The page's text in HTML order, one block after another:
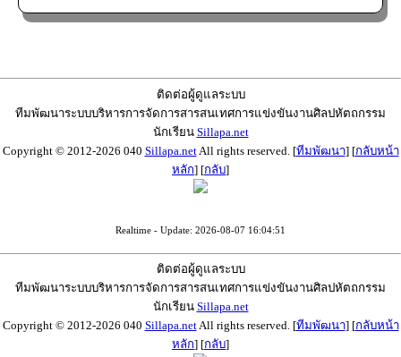
ติดต่อผู้ดูแลระบบ
ทีมพัฒนาระบบบริหารการจัดการสารสนเทศการแข่งขันงานศิลปหัตถกรรม
นักเรียน Sillapa.net
Copyright © 2012-2026 040 Sillapa.netAll rights reserved. [ทีมพัฒนา] [กลับหน้า
หลัก] [กลับ]
Realtime - Update: 2026-08-07 16:04:51
ติดต่อผู้ดูแลระบบ
ทีมพัฒนาระบบบริหารการจัดการสารสนเทศการแข่งขันงานศิลปหัตถกรรม
นักเรียน Sillapa.net
Copyright © 2012-2026 040 Sillapa.netAll rights reserved. [ทีมพัฒนา] [กลับหน้า
หลัก] [กลับ]